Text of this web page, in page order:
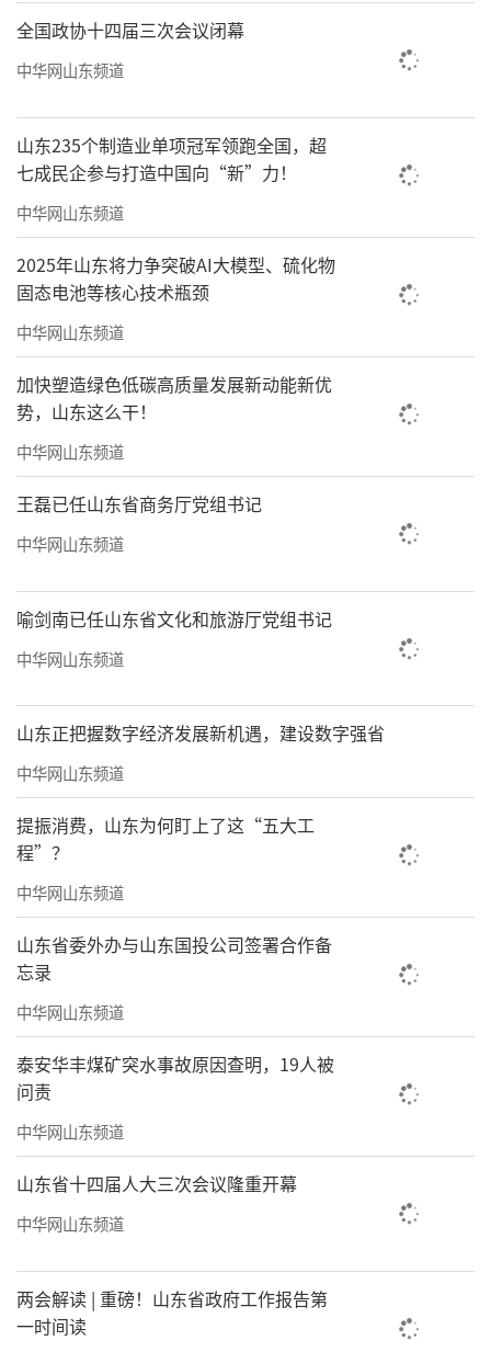
下资源，依托分级诊疗转会诊中心，切实打通
服务患者的“最后一公里”：线下，搭建高效
会诊支持；线上，整合优质专家资源，提供远
程“云端会诊”，让患者足不出户享受省级诊
疗服务。对需上转的疑难危重患者，开通绿色
通道，确保“及时转诊、检查、救治”，实现
无缝衔接，为生命护航。
全国政协十四届三次会议闭幕
中华网山东频道
山东235个制造业单项冠军领跑全国，超
七成民企参与打造中国向“新”力！
中华网山东频道
2025年山东将力争突破AI大模型、硫化物
固态电池等核心技术瓶颈
中华网山东频道
加快塑造绿色低碳高质量发展新动能新优
势，山东这么干！
中华网山东频道
王磊已任山东省商务厅党组书记
中华网山东频道
喻剑南已任山东省文化和旅游厅党组书记
中华网山东频道
山东正把握数字经济发展新机遇，建设数字强省
中华网山东频道
提振消费，山东为何盯上了这“五大工
程”？
中华网山东频道
山东省委外办与山东国投公司签署合作备
忘录
中华网山东频道
泰安华丰煤矿突水事故原因查明，19人被
问责
中华网山东频道
山东省十四届人大三次会议隆重开幕
中华网山东频道
两会解读 | 重磅！山东省政府工作报告第
一时间读